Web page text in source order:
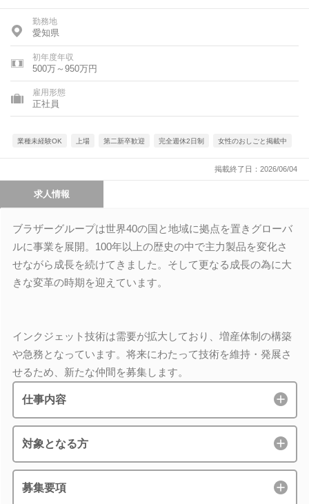
勤務地
愛知県
初年度年収
500万～950万円
雇用形態
正社員
業種未経験OK 上場 第二新卒歓迎 完全週休2日制 女性のおしごと掲載中
掲載終了日：2026/06/04
求人情報
ブラザーグループは世界40の国と地域に拠点を置きグローバ
ルに事業を展開。100年以上の歴史の中で主力製品を変化さ
せながら成長を続けてきました。そして更なる成長の為に大
きな変革の時期を迎えています。
インクジェット技術は需要が拡大しており、増産体制の構築
や急務となっています。将来にわたって技術を維持・発展さ
せるため、新たな仲間を募集します。
仕事内容
対象となる方
募集要項